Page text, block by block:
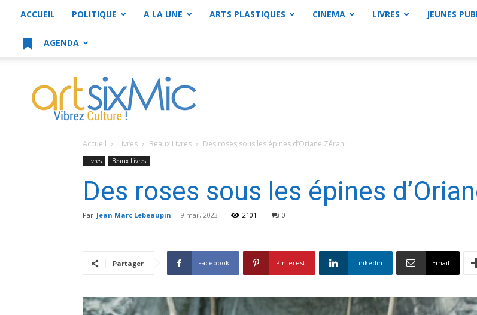
ACCUEIL POLITIQUE A LA UNE ARTS PLASTIQUES CINEMA LIVRES JEUNES
AGENDA
artsixMic
Accueil Livres Beaux Livres Des roses sous les épines d’Oriane Zérah !
Livres Beaux Livres
Des roses sous les épines
Par Jean Marc Lebeaupin - 9 mai , 2023 2101 0
Partager Facebook Pinterest Linkedin Email